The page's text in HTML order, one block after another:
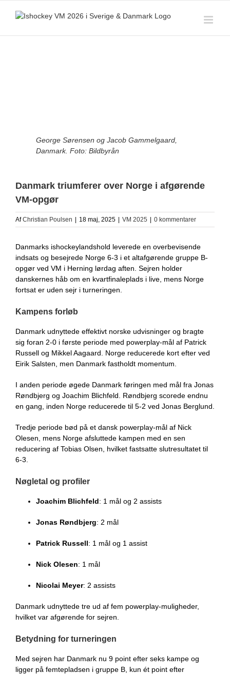
George Sørensen og Jacob Gammelgaard,
Danmark. Foto: Bildbyrån
Danmark triumferer over Norge i afgørende
VM-opgør
AfChristian Poulsen 18 maj, 2025 VM 2025 0 kommentarer
Danmarks ishockeylandshold leverede en overbevisende
indsats og besejrede Norge 6-3 i et altafgørende gruppe B-
opgør ved VM i Herning lørdag aften. Sejren holder
danskernes håb om en kvartfinaleplads i live, mens Norge
fortsat er uden sejr i turneringen.
Kampens forløb
Danmark udnyttede effektivt norske udvisninger og bragte
sig foran 2-0 i første periode med powerplay-mål af Patrick
Russell og Mikkel Aagaard. Norge reducerede kort efter ved
Eirik Salsten, men Danmark fastholdt momentum.
I anden periode øgede Danmark føringen med mål fra Jonas
Røndbjerg og Joachim Blichfeld. Røndbjerg scorede endnu
en gang, inden Norge reducerede til 5-2 ved Jonas Berglund.
Tredje periode bød på et dansk powerplay-mål af Nick
Olesen, mens Norge afsluttede kampen med en sen
reducering af Tobias Olsen, hvilket fastsatte slutresultatet til
6-3.
Nøgletal og profiler
Joachim Blichfeld: 1 mål og 2 assists
Jonas Røndbjerg: 2 mål
Patrick Russell: 1 mål og 1 assist
Nick Olesen: 1 mål
Nicolai Meyer: 2 assists
Danmark udnyttede tre ud af fem powerplay-muligheder,
hvilket var afgørende for sejren.
Betydning for turneringen
Med sejren har Danmark nu 9 point efter seks kampe og
ligger på femtepladsen i gruppe B, kun ét point efter